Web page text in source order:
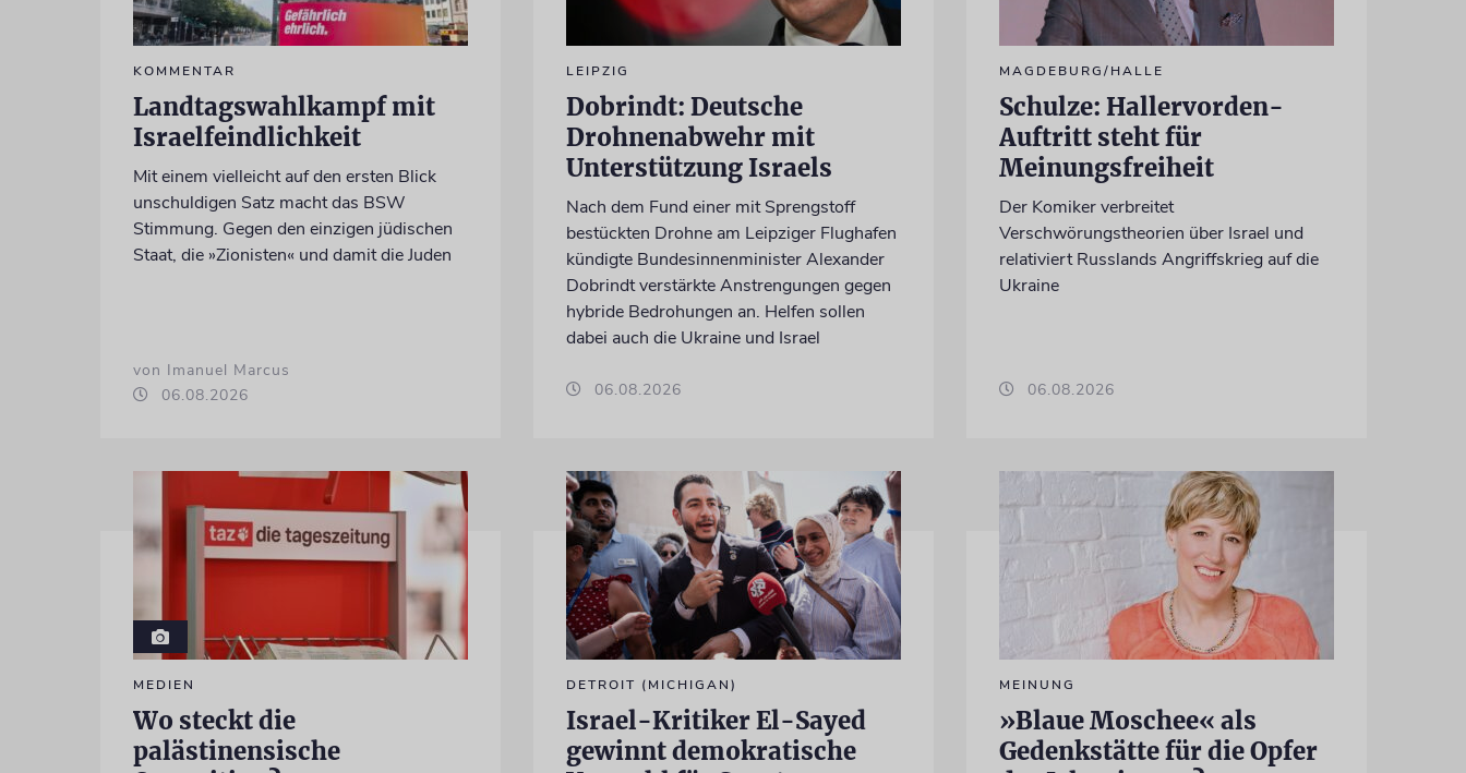
KOMMENTAR
Landtagswahlkampf mit
Israelfeindlichkeit
Mit einem vielleicht auf den ersten Blick
unschuldigen Satz macht das BSW
Stimmung. Gegen den einzigen jüdischen
Staat, die »Zionisten« und damit die Juden
von Imanuel Marcus
06.08.2026
LEIPZIG
Dobrindt: Deutsche
Drohnenabwehr mit
Unterstützung Israels
Nach dem Fund einer mit Sprengstoff
bestückten Drohne am Leipziger Flughafen
kündigte Bundesinnenminister Alexander
Dobrindt verstärkte Anstrengungen gegen
hybride Bedrohungen an. Helfen sollen
dabei auch die Ukraine und Israel
06.08.2026
MAGDEBURG/HALLE
Schulze: Hallervorden-
Auftritt steht für
Meinungsfreiheit
Der Komiker verbreitet
Verschwörungstheorien über Israel und
relativiert Russlands Angriffskrieg auf die
Ukraine
06.08.2026
MEDIEN
Wo steckt die
palästinensische
DETROIT (MICHIGAN)
Israel-Kritiker El-Sayed
gewinnt demokratische
MEINUNG
»Blaue Moschee« als
Gedenkstätte für die Opfer